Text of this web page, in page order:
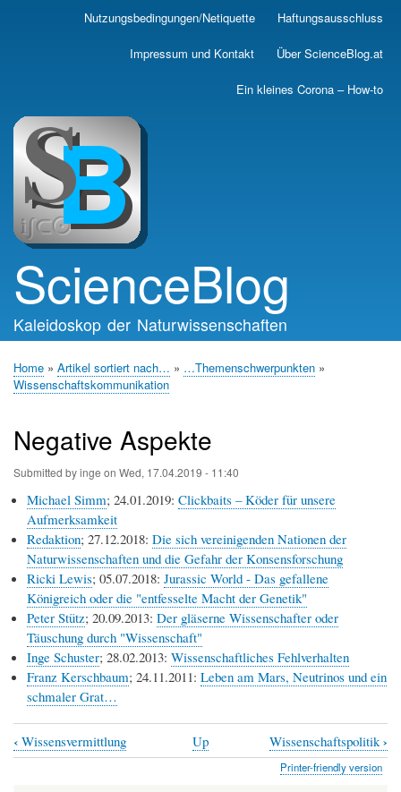
Skip
main
Nutzungsbedingungen/Netiquette Haftungsausschluss
Impressum und Kontakt Über ScienceBlog.at
Ein kleines Corona – How-to
ScienceBlog
Kaleidoskop der Naturwissenschaften
Breadcrumb
Home Artikel sortiert nach…
…Themenschwerpunkten
Wissenschaftskommunikation
Negative Aspekte
Submitted byinge on Wed, 17.04.2019 - 11:40
Michael Simm; 24.01.2019: Clickbaits – Köder für unsere
Aufmerksamkeit
Redaktion; 27.12.2018: Die sich vereinigenden Nationen der
Naturwissenschaften und die Gefahr der Konsensforschung
Ricki Lewis; 05.07.2018: Jurassic World - Das gefallene
Königreich oder die "entfesselte Macht der Genetik"
Peter Stütz; 20.09.2013: Der gläserne Wissenschafter oder
Täuschung durch "Wissenschaft"
Inge Schuster; 28.02.2013: Wissenschaftliches Fehlverhalten
Franz Kerschbaum; 24.11.2011: Leben am Mars, Neutrinos und ein
schmaler Grat…
Book
‹ Wissensvermittlung Up Wissenschaftspolitik ›
Printer-friendly version